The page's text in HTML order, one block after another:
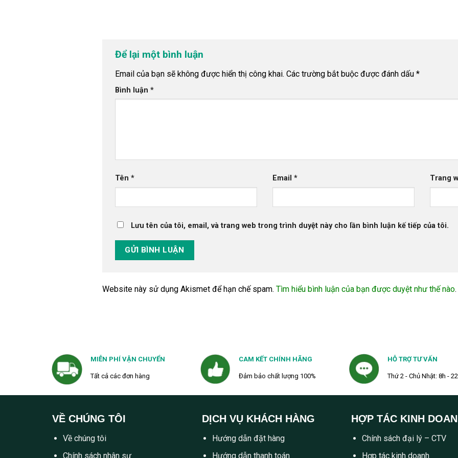
Để lại một bình luận
Email của bạn sẽ không được hiển thị công khai. Các trường bắt buộc được đánh dấu *
Bình luận *
Tên * Email * Trang
Lưu tên của tôi, email, và trang web trong trình duyệt này cho lần bình luận kế tiếp của tôi.
Website này sử dụng Akismet để hạn chế spam. Tìm hiểu bình luận của bạn được duyệt như thế nào.
MIỄN PHÍ VẬN CHUYỂN
Tất cả các đơn hàng
CAM KẾT CHÍNH HÃNG
Đảm bảo chất lượng 100%
HỖ TRỢ TƯ VẤN
Thứ 2 - Chủ Nhật: 8h -
VỀ CHÚNG TÔI
Về chúng tôi
Chính sách nhân sự
DỊCH VỤ KHÁCH HÀNG
Hướng dẫn đặt hàng
Hướng dẫn thanh toán
HỢP TÁC KINH
Chính sách đại lý – CTV
Hợp tác kinh doanh